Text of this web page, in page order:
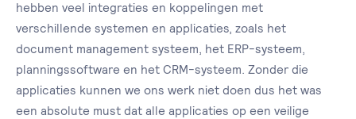
hebben veel integraties en koppelingen met
verschillende systemen en applicaties, zoals het
document management systeem, het ERP-systeem,
planningssoftware en het CRM-systeem. Zonder die
applicaties kunnen we ons werk niet doen dus het was
een absolute must dat alle applicaties op een veilige